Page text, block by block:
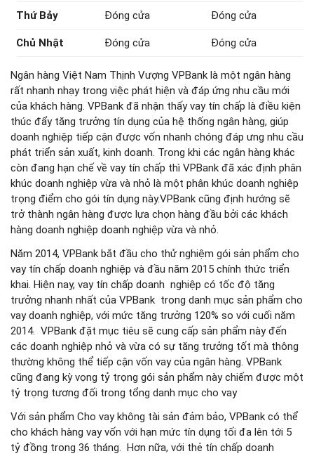
Thứ Bảy Đóng cửa Đóng cửa
Chủ Nhật Đóng cửa Đóng cửa
Ngân hàng Việt Nam Thịnh Vượng VPBank là một ngân hàng
rất nhanh nhạy trong việc phát hiện và đáp ứng nhu cầu mới
của khách hàng. VPBank đã nhận thấy vay tín chấp là điều kiện
thúc đẩy tăng trưởng tín dụng của hệ thống ngân hàng, giúp
doanh nghiệp tiếp cận được vốn nhanh chóng đáp ưng nhu cầu
phát triển sản xuất, kinh doanh. Trong khi các ngân hàng khác
còn đang hạn chế về vay tín chấp thì VPBank đã xác định phân
khúc doanh nghiệp vừa và nhỏ là một phân khúc doanh nghiệp
trọng điểm cho gói tín dụng này.VPBank cũng định hướng sẽ
trở thành ngân hàng được lựa chọn hàng đầu bởi các khách
hàng doanh nghiệp doanh nghiệp vừa và nhỏ.
Năm 2014, VPBank bắt đầu cho thử nghiệm gói sản phẩm cho
vay tín chấp doanh nghiệp và đầu năm 2015 chính thức triển
khai. Hiện nay, vay tín chấp doanh nghiệp có tốc độ tăng
trưởng nhanh nhất của VPBank trong danh mục sản phẩm cho
vay doanh nghiệp, với mức tăng trưởng 120% so với cuối năm
2014. VPBank đặt mục tiêu sẽ cung cấp sản phẩm này đến
các doanh nghiệp nhỏ và vừa có sự tăng trưởng tốt mà thông
thường không thể tiếp cận vốn vay của ngân hàng. VPBank
cũng đang kỳ vọng tỷ trọng gói sản phẩm này chiếm được một
tỷ trọng tương đối trong tổng danh mục cho vay
Với sản phẩm Cho vay không tài sản đảm bảo, VPBank có thể
cho khách hàng vay vốn với hạn mức tín dụng tối đa lên tới 5
tỷ đồng trong 36 tháng. Hơn nữa, với thẻ tín chấp doanh